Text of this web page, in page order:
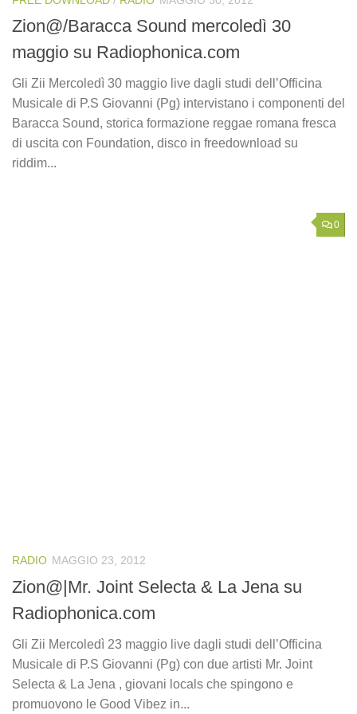
Zion@/Baracca Sound mercoledì 30
maggio su Radiophonica.com
Gli Zii Mercoledì 30 maggio live dagli studi dell’Officina
Musicale di P.S Giovanni (Pg) intervistano i componenti del
Baracca Sound, storica formazione reggae romana fresca
di uscita con Foundation, disco in freedownload su
riddim...
0
RADIO MAGGIO 23, 2012
Zion@|Mr. Joint Selecta & La Jena su
Radiophonica.com
Gli Zii Mercoledì 23 maggio live dagli studi dell’Officina
Musicale di P.S Giovanni (Pg) con due artisti Mr. Joint
Selecta & La Jena , giovani locals che spingono e
promuovono le Good Vibez in...